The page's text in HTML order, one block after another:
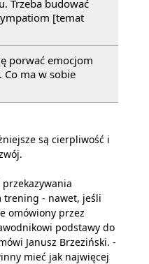
Trzeba budować
[temat
porwać emocjom
Co ma w sobie
są cierpliwość i
trening - nawet, jeśli
omówiony przez
podstawy do
Janusz Brzeziński. -
mieć jak najwięcej